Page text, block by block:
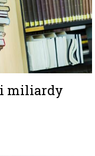
miliardy